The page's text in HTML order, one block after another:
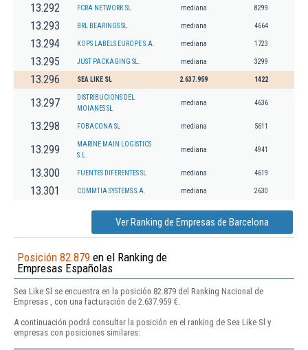
13.292 FCRA NETWORK SL mediana 8299
13.293 BRL BEARINGS SL mediana 4664
13.294 KOPS LABELS EUROPE S.A. mediana 1723
13.295 JUST PACKAGING SL. mediana 3299
13.296 SEA LIKE SL 2.637.959 1422
13.297
DISTRIBUCIONS DEL
MOIANES SL
mediana 4636
13.298 FOBACONA SL mediana 5611
13.299
MARINE MAIN LOGISTICS
S.L.
mediana 4941
13.300 FUENTES DIFERENTES SL mediana 4619
13.301 COMMTIA SYSTEMS S.A. mediana 2630
Ver Ranking de Empresas de Barcelona
Posición 82.879 en el Ranking de
Empresas Españolas
Sea Like Sl se encuentra en la posición 82.879 del Ranking Nacional de
Empresas , con una facturación de 2.637.959 €.
A continuación podrá consultar la posición en el ranking de Sea Like Sl y
empresas con posiciones similares: